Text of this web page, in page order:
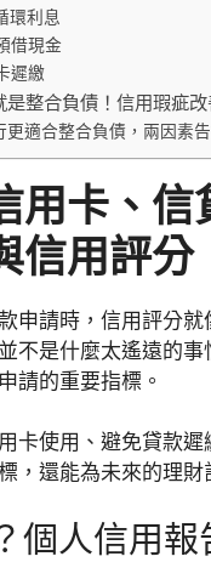
環利息
借現金
遲繳
整合負債！信用瑕疵
更適合整合負債，兩因素
用卡、
信用評分
申請時，信用評分
不是什麼太遙遠的
請的重要指標。
卡使用、避免貸款
，還能為未來的理財
個人信用報